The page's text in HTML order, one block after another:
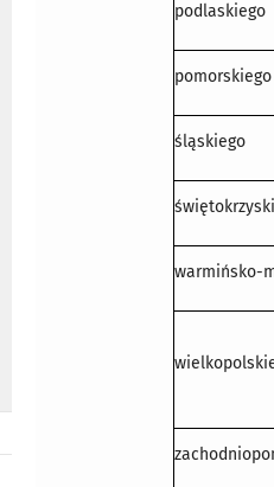
podlaskiego
pomorskiego
śląskiego
warmińsko-